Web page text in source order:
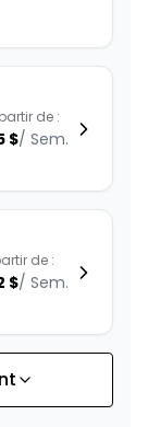
de :
$/ Sem.
de :
$/ Sem.
de :